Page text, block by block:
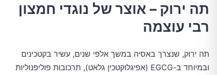
תה ירוק – אוצר של נוגדי חמצון
רבי עוצמה
תה ירוק, שנצרך באסיה במשך אלפי שנים, עשיר בקטכינים
ובמיוחד ב-EGCG (אפיגלוקטכין גלאט), תרכובות פוליפנוליות